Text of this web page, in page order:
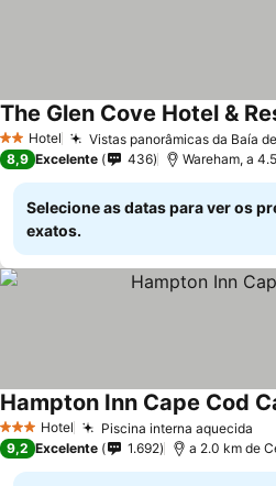
2 Estrelas
Hotel Vistas panorâmicas da Baía
The Glen Cove Hotel &
8,9 Excelente 436 Wareham, a
Selecione as datas para ver os
exatos.
3 EstrelasHotel Piscina interna aquecida
Hampton Inn Cape Cod
9,2 Excelente 1.692 a 2.0 km de